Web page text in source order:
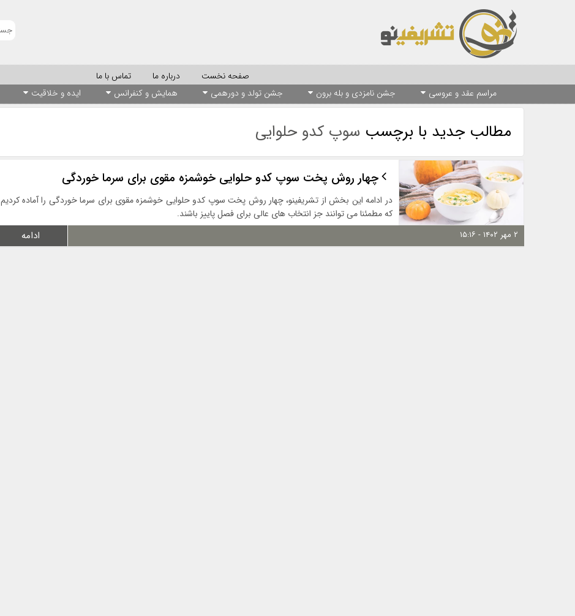
صفحه نخست درباره ما
تماس با ما
مراسم عقد و عروسی
جشن نامزدی و بله برون جشن تولد و دورهمی همایش و کنفرانس ایده و خلاقیت
مطالب جدید با برچسب سوپ کدو حلوایی
چهار روش پخت سوپ کدو حلوایی خوشمزه مقوی برای سرما خوردگی
در ادامه این بخش از تشریفینو، چهار روش پخت سوپ کدو حلوایی خوشمزه مقوی برای سرما خوردگی را آماده کردیم
که مطمئنا می توانند جز انتخاب های عالی برای فصل پاییز باشند.
۲ مهر ۱۴۰۲ - ۱۵:۱۶ ادامه